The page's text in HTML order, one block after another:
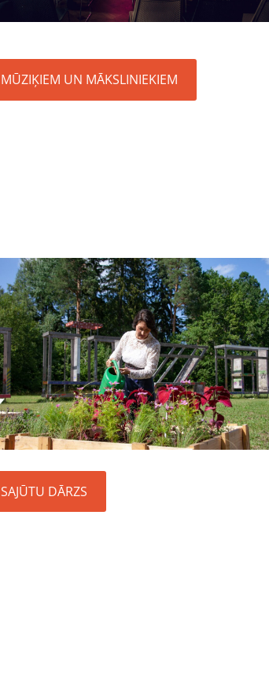
MŪZIĶIEM UN MĀKSLINIEKIEM
SAJŪTU DĀRZS